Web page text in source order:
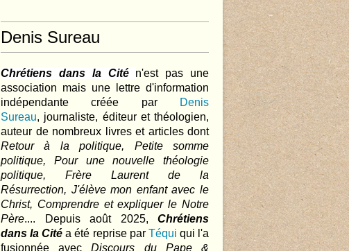
Denis Sureau
Chrétiens dans la Cité
n'est pas une
association mais une lettre d'information
indépendante créée par
Denis
Sureau, journaliste, éditeur et théologien,
auteur de nombreux livres et articles dont
Retour à la politique, Petite somme
politique, Pour une nouvelle théologie
politique, Frère Laurent de la
Résurrection, J'élève mon enfant avec le
Christ, Comprendre et expliquer le Notre
Père.... Depuis août 2025, Chrétiens
dans la Cité a été reprise par Téqui qui l'a
fusionnée avecDiscours du Pape &